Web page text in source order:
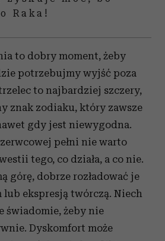
Raka!
to dobry moment, żeby
potrzebujmy wyjść poza
to najbardziej szczery,
znak zodiaku, który zawsze
gdy jest niewygodna.
pełni nie warto
tego, co działa, a co nie.
górę, dobrze rozładować je
ekspresją twórczą. Niech
świadomie, żeby nie
Dyskomfort może